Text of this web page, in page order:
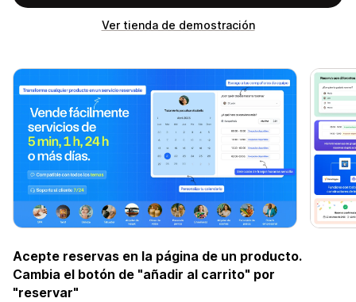
Ver tienda de demostración
Acepte reservas en la página de un producto.
Cambia el botón de "añadir al carrito" por
"reservar"